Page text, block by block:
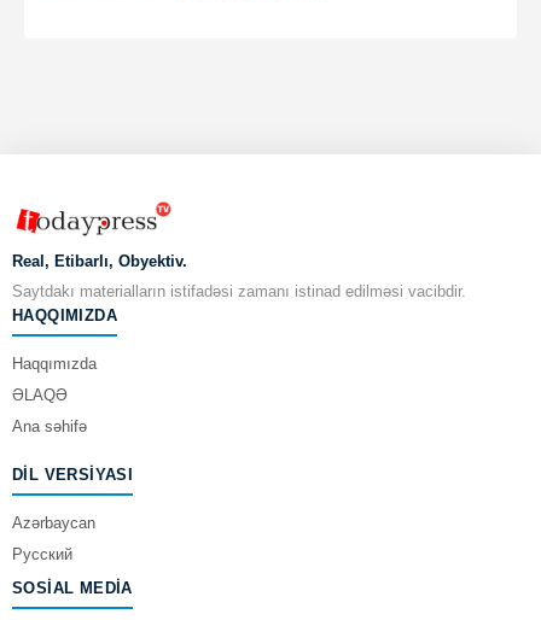
Real, Etibarlı, Obyektiv.
Saytdakı materialların istifadəsi zamanı istinad edilməsi vacibdir.
HAQQIMIZDA
Haqqımızda
ƏLAQƏ
Ana səhifə
DIL VERSIYASI
Azərbaycan
Русский
SOSIAL MEDIA